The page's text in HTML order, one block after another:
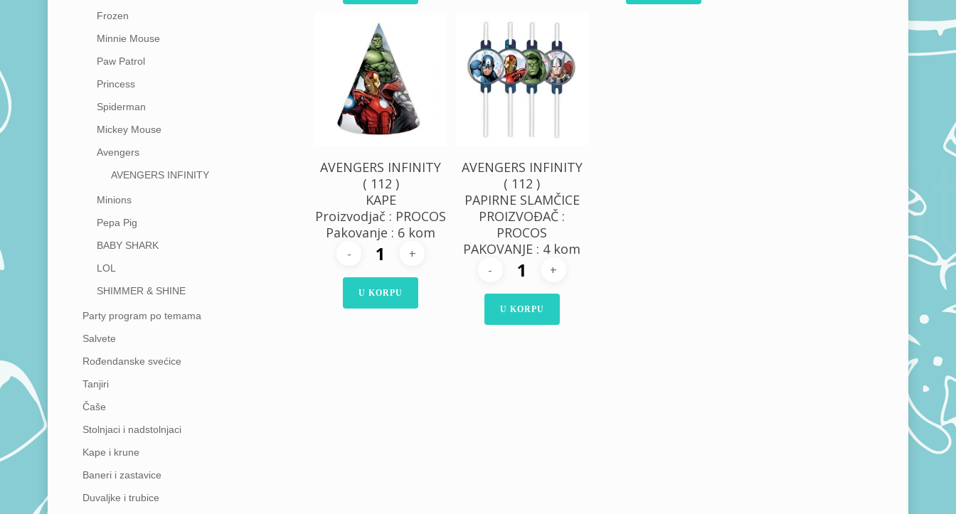
Frozen
Minnie Mouse
Paw Patrol
Princess
Spiderman
Mickey Mouse
Avengers
AVENGERS INFINITY
Minions
Pepa Pig
BABY SHARK
LOL
SHIMMER & SHINE
Party program po temama
Salvete
Rođendanske svećice
Tanjiri
Čaše
Stolnjaci i nadstolnjaci
Kape i krune
Baneri i zastavice
Duvaljke i trubice
400,00RSD
AVENGERS INFINITY
( 112 )
KAPE
Proizvodjač : PROCOS
Pakovanje : 6 kom
U KORPU
280,00RSD
AVENGERS INFINITY
( 112 )
PAPIRNE SLAMČICE
PROIZVOĐAČ :
PROCOS
PAKOVANJE : 4 kom
U KORPU